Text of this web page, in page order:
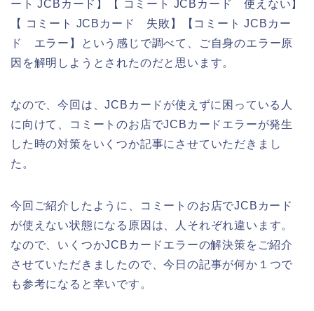
ート JCBカード】【 コミート JCBカード 使えない】
【 コミート JCBカード 失敗】【コミート JCBカー
ド エラー】という感じで調べて、ご自身のエラー原
因を解明しようとされたのだと思います。
なので、今回は、JCBカードが使えずに困っている人
に向けて、コミートのお店でJCBカードエラーが発生
した時の対策をいくつか記事にさせていただきまし
た。
今回ご紹介したように、コミートのお店でJCBカード
が使えない状態になる原因は、人それぞれ違います。
なので、いくつかJCBカードエラーの解決策をご紹介
させていただきましたので、今日の記事が何か１つで
も参考になると幸いです。